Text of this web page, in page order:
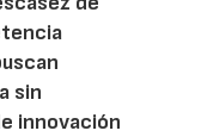
sin
innovación